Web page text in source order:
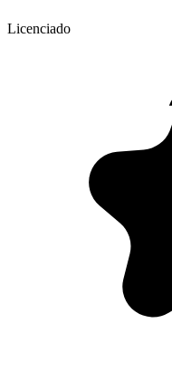
Licenciado